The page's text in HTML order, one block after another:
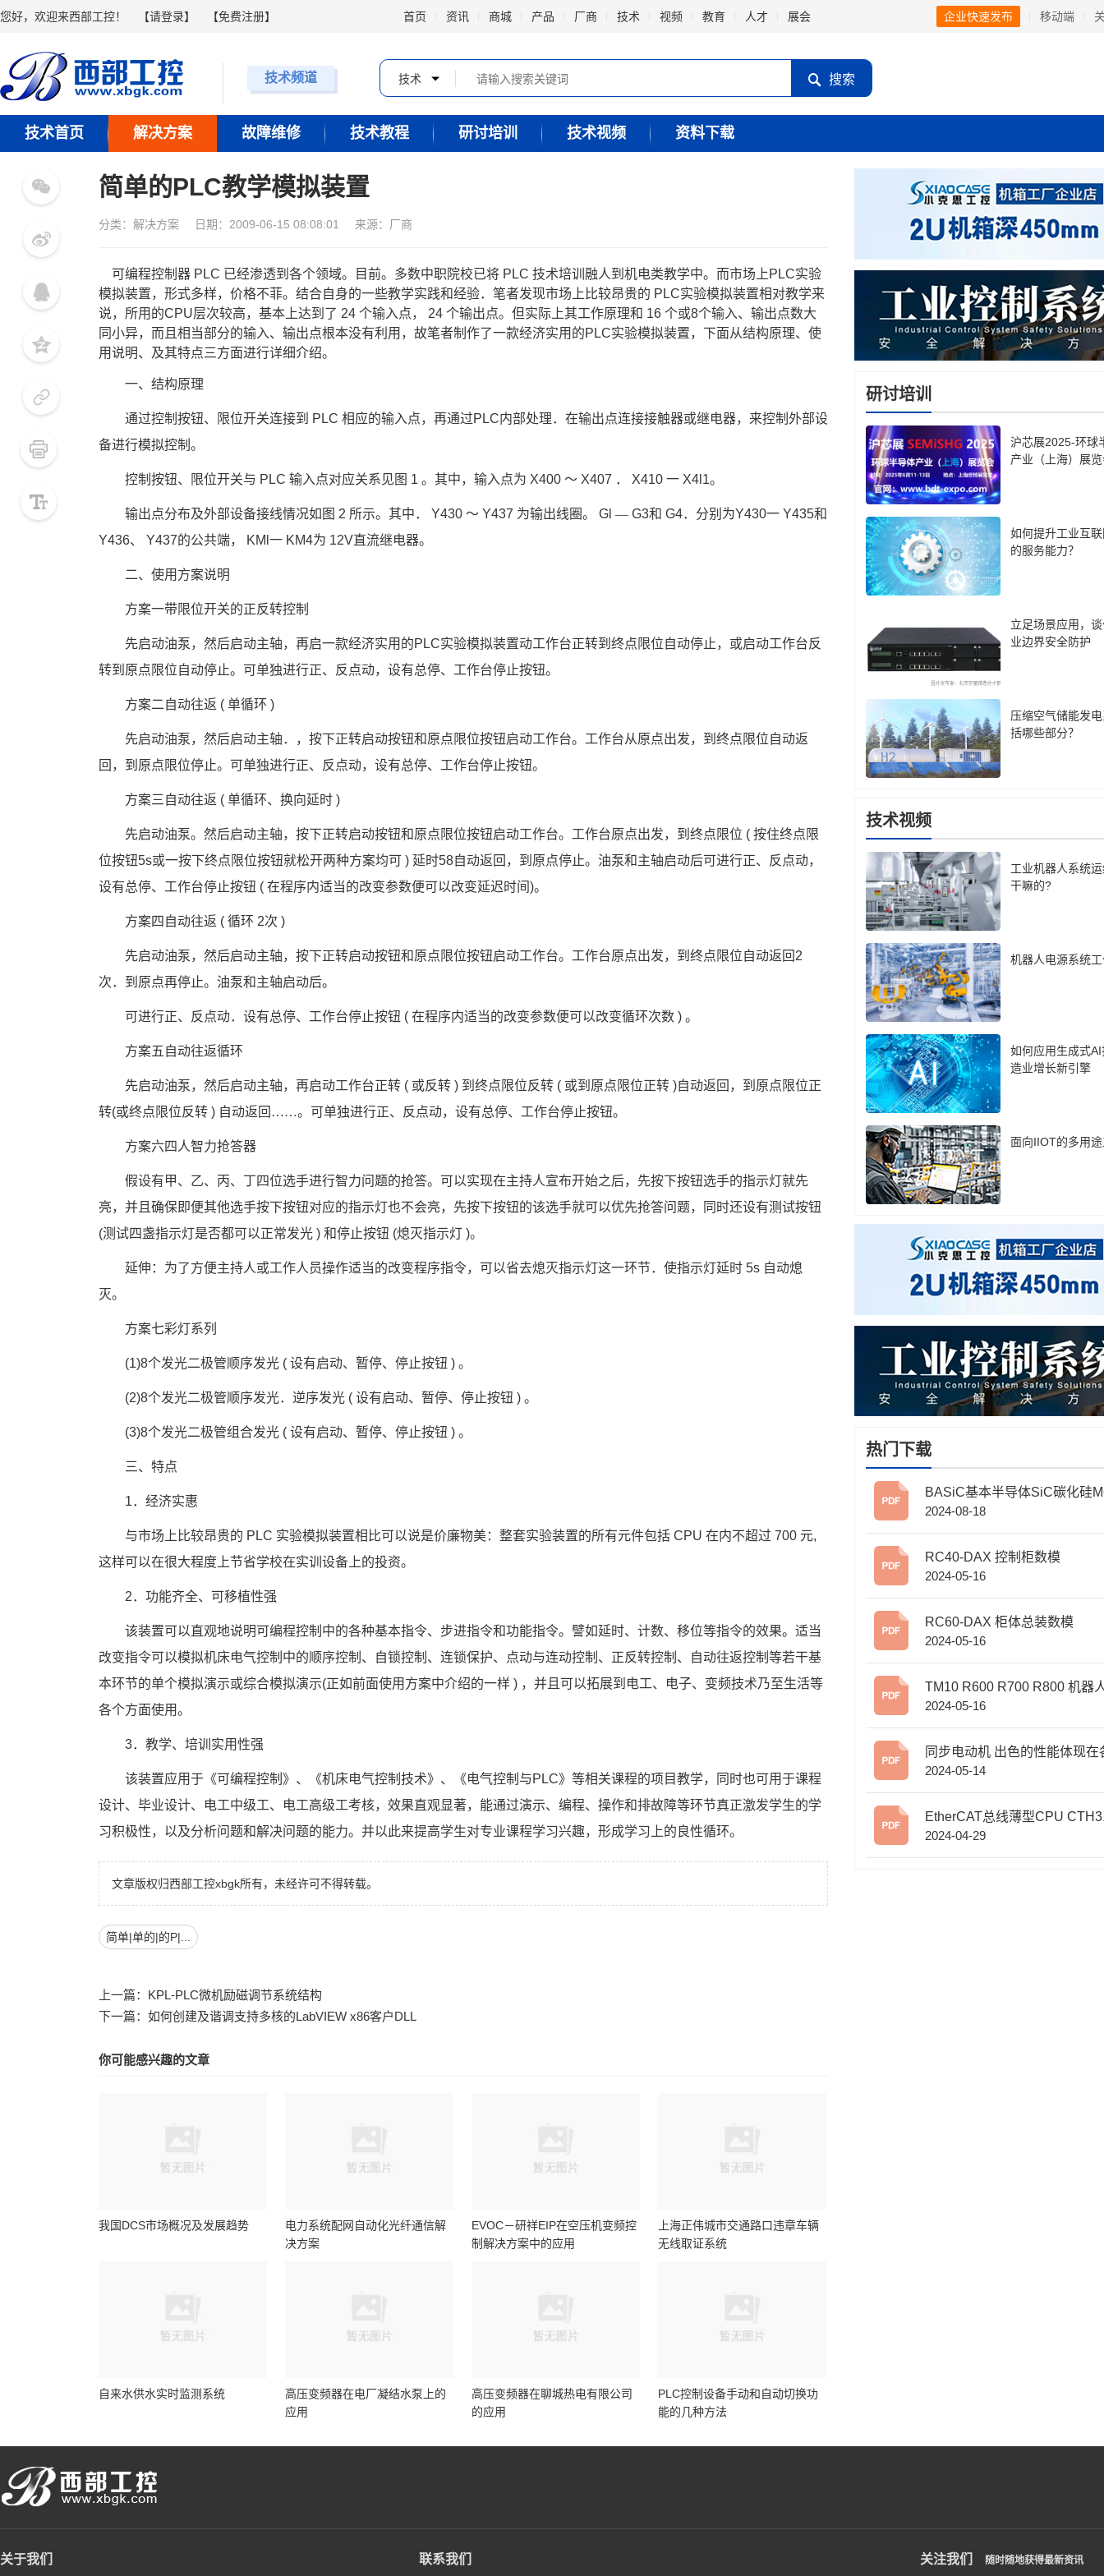
您好，欢迎来西部工控！ 【请登录】 【免费注册】 首页 资讯 商城 产品 厂商 技术 视频 教育 人才 展会 企业快速发布 移动端
技术频道 技术 搜索
技术首页 解决方案 故障维修 技术教程 研讨培训 技术视频 资料下载
大号
简单的PLC教学模拟装置
分类： 解决方案 日期：2009-06-15 08:08:01 来源：厂商
可编程控制器 PLC 已经渗透到各个领域。目前。多数中职院校已将 PLC 技术培训融人到机电类教学中。而市场上 PLC实验
模拟装置，形式多样，价格不菲。结合自身的一些教学实践和经验．笔者发现市场上比较昂贵的 PLC实验模拟装置相对教学来
说，所用的CPU层次较高，基本上达到了 24 个输入点， 24 个输出点。但实际上其工作原理和 16 个或8个输入、输出点数大
同小异，而且相当部分的输入、输出点根本没有利用，故笔者制作了一款经济实用的PLC实验模拟装置，下面从结构原理、使
用说明、及其特点三方面进行详细介绍。
一、结构原理
通过控制按钮、限位开关连接到 PLC 相应的输入点，再通过PLC内部处理．在输出点连接接触器或继电器，来控制外部设
备进行模拟控制。
控制按钮、限位开关与 PLC 输入点对应关系见图 1 。其中，输入点为 X400 ～ X407 ． X410 一 X4l1。
输出点分布及外部设备接线情况如图 2 所示。其中． Y430 ～ Y437 为输出线圈。 Gl — G3和 G4．分别为Y430一 Y435和
Y436、 Y437的公共端， KMl 一 KM4为 12V直流继电器。
二、使用方案说明
方案一带限位开关的正反转控制
先启动油泵，然后启动主轴，再启一款经济实用的PLC实验模拟装置动工作台正转到终点限位自动停止，或启动工作台反
转到原点限位自动停止。可单独进行正、反点动，设有总停、工作台停止按钮。
方案二自动往返 ( 单循环 )
先启动油泵，然后启动主轴．，按下正转启动按钮和原点限位按钮启动工作台。工作台从原点出发，到终点限位自动返
回，到原点限位停止。可单独进行正、反点动，设有总停、工作台停止按钮。
方案三自动往返 ( 单循环、换向延时 )
先启动油泵。然后启动主轴，按下正转启动按钮和原点限位按钮启动工作台。工作台原点出发，到终点限位 ( 按住终点限
位按钮5s或一按下终点限位按钮就松开两种方案均可 ) 延时58自动返回，到原点停止。油泵和主轴启动后可进行正、反点动，
设有总停、工作台停止按钮 ( 在程序内适当的改变参数便可以改变延迟时间)。
方案四自动往返 ( 循环 2次 )
先启动油泵，然后启动主轴，按下正转启动按钮和原点限位按钮启动工作台。工作台原点出发，到终点限位自动返回 2
次．到原点再停止。油泵和主轴启动后。
可进行正、反点动．设有总停、工作台停止按钮 ( 在程序内适当的改变参数便可以改变循环次数 ) 。
方案五自动往返循环
先启动油泵，然后启动主轴，再启动工作台正转 ( 或反转 ) 到终点限位反转 ( 或到原点限位正转 )自动返回，到原点限位正
转(或终点限位反转 ) 自动返回……。可单独进行正、反点动，设有总停、工作台停止按钮。
方案六四人智力抢答器
假设有甲、乙、丙、丁四位选手进行智力问题的抢答。可以实现在主持人宣布开始之后，先按下按钮选手的指示灯就先
亮，并且确保即便其他选手按下按钮对应的指示灯也不会亮，先按下按钮的该选手就可以优先抢答问题，同时还设有测试按钮
(测试四盏指示灯是否都可以正常发光 ) 和停止按钮 (熄灭指示灯 )。
延伸：为了方便主持人或工作人员操作适当的改变程序指令，可以省去熄灭指示灯这一环节．使指示灯延时 5s 自动熄
灭。
方案七彩灯系列
(1)8个发光二极管顺序发光 ( 设有启动、暂停、停止按钮 ) 。
(2)8个发光二极管顺序发光．逆序发光 ( 设有启动、暂停、停止按钮 ) 。
(3)8个发光二极管组合发光 ( 设有启动、暂停、停止按钮 ) 。
三、特点
1．经济实惠
与市场上比较昂贵的 PLC 实验模拟装置相比可以说是价廉物美：整套实验装置的所有元件包括 CPU 在内不超过 700 元,
这样可以在很大程度上节省学校在实训设备上的投资。
2．功能齐全、可移植性强
该装置可以直观地说明可编程控制中的各种基本指令、步进指令和功能指令。譬如延时、计数、移位等指令的效果。适当
改变指令可以模拟机床电气控制中的顺序控制、自锁控制、连锁保护、点动与连动控制、正反转控制、自动往返控制等若干基
本环节的单个模拟演示或综合模拟演示(正如前面使用方案中介绍的一样 ) ，并且可以拓展到电工、电子、变频技术乃至生活等
各个方面使用。
3．教学、培训实用性强
该装置应用于《可编程控制》、《机床电气控制技术》、《电气控制与PLC》等相关课程的项目教学，同时也可用于课程
设计、毕业设计、电工中级工、电工高级工考核，效果直观显著，能通过演示、编程、操作和排故障等环节真正激发学生的学
习积极性，以及分析问题和解决问题的能力。并以此来提高学生对专业课程学习兴趣，形成学习上的良性循环。
文章版权归西部工控xbgk所有，未经许可不得转载。
简单|单的|的P|...
上一篇： KPL-PLC微机励磁调节系统结构
下一篇： 如何创建及谐调支持多核的LabVIEW x86客户DLL
你可能感兴趣的文章
我国DCS市场概况及发展趋势
电力系统配网自动化光纤通信解
决方案
EVOC－研祥EIP在空压机变频控
制解决方案中的应用
上海正伟城市交通路口违章车辆
无线取证系统
自来水供水实时监测系统
高压变频器在电厂凝结水泵上的
应用
高压变频器在聊城热电有限公司
的应用
PLC控制设备手动和自动切换功
能的几种方法
研讨培训
沪芯展2025-环球
产业（上海）展
如何提升工业互
的服务能力？
立足场景应用，
业边界安全防护
压缩空气储能发
括哪些部分？
技术视频
工业机器人系统
干嘛的?
机器人电源系统
如何应用生成式
造业增长新引擎
面向IIOT的多用
热门下载
BASiC基本半导体SiC碳化硅
ET在逆变焊机中的应用
2024-08-18
RC40-DAX 控制柜数模
2024-05-16
RC60-DAX 柜体总装数模
2024-05-16
TM10 R600 R700 R800 机器
模
2024-05-16
同步电动机 出色的性能体现在
应用领域
2024-05-14
EtherCAT总线薄型CPU CTH3系列
选型手册
2024-04-29
关于我们 联系我们 关注我们 随时随地获得最新资讯